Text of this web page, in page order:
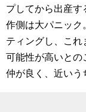
プしてから出産
作側は大パニッ
ティングし、こ
可能性が高いとの
仲が良く、近いう